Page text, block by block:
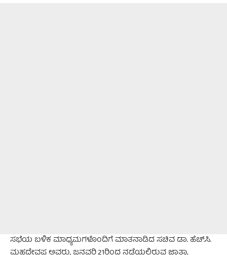
ಸಭೆಯ ಬಳಿಕ ಮಾಧ್ಯಮಗಳೊಂದಿಗೆ ಮಾತನಾಡಿದ ಸಚಿವ ಡಾ. ಹೆಚ್.ಸಿ.